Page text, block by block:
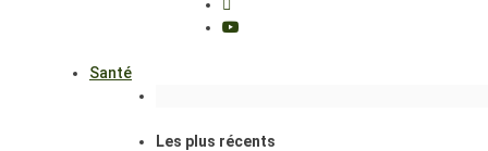
Santé
Les plus récents